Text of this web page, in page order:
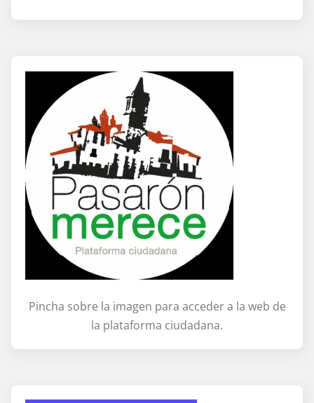
Pincha sobre la imagen para acceder a la web de
la plataforma ciudadana.